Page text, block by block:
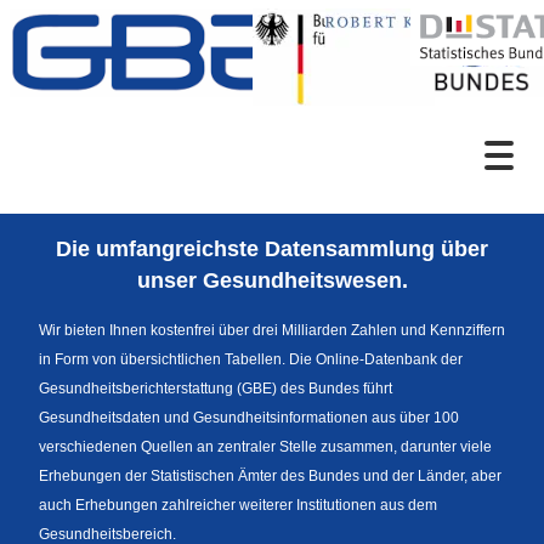
Zum Inhalt
Sprachumschaltung
News
Die umfangreichste Datensammlung über
unser Gesundheitswesen.
Wir bieten Ihnen kostenfrei über drei Milliarden Zahlen und Kennziffern
in Form von übersichtlichen Tabellen. Die Online-Datenbank der
Gesundheitsberichterstattung (GBE) des Bundes führt
Gesundheitsdaten und Gesundheitsinformationen aus über 100
verschiedenen Quellen an zentraler Stelle zusammen, darunter viele
Erhebungen der Statistischen Ämter des Bundes und der Länder, aber
auch Erhebungen zahlreicher weiterer Institutionen aus dem
Gesundheitsbereich.